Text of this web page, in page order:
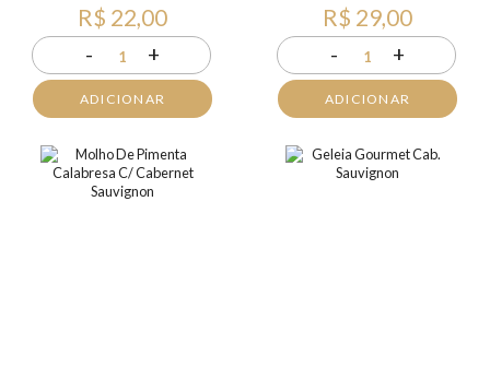
R$ 22,00
- 1 +
ADICIONAR
R$ 29,00
- 1 +
ADICIONAR